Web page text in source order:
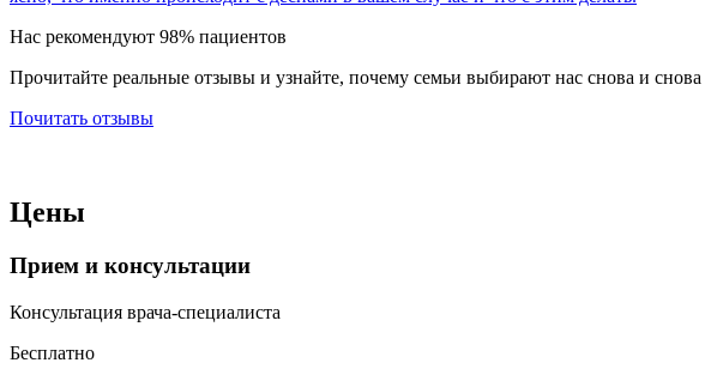
Нас рекомендуют 98% пациентов
Прочитайте реальные отзывы и узнайте, почему семьи выбирают нас снова и снова
Почитать отзывы
Цены
Прием и консультации
Консультация врача-специалиста
Бесплатно